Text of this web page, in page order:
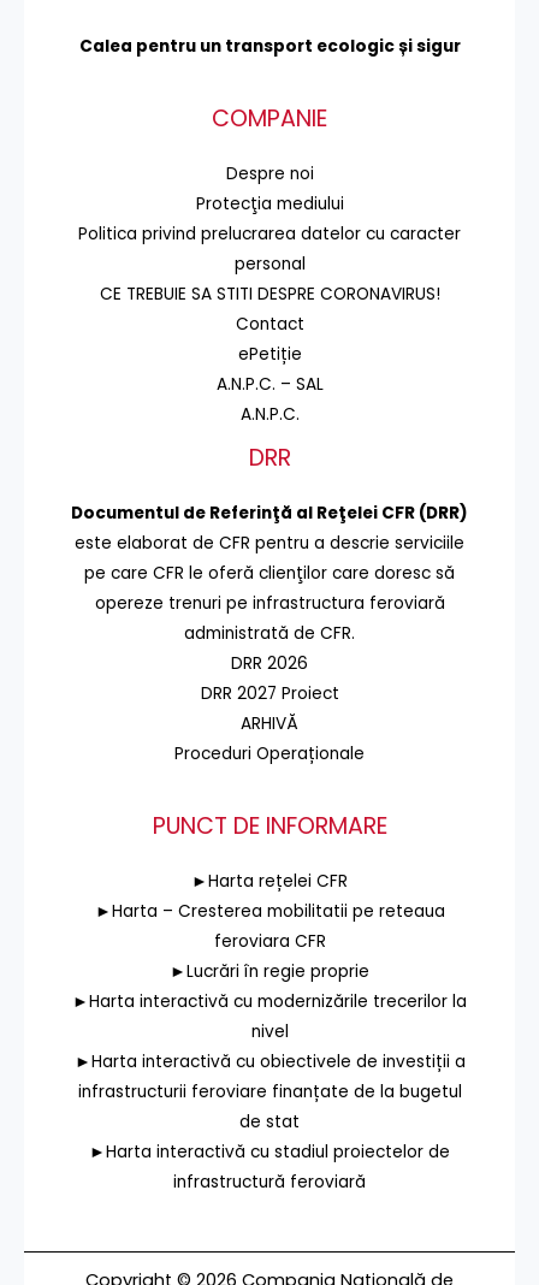
Calea pentru un transport ecologic și sigur
COMPANIE
Despre noi
Protecţia mediului
Politica privind prelucrarea datelor cu caracter
personal
CE TREBUIE SA STITI DESPRE CORONAVIRUS!
Contact
ePetiție
A.N.P.C. – SAL
A.N.P.C.
DRR
Documentul de Referinţă al Reţelei CFR (DRR)
este elaborat de CFR pentru a descrie serviciile
pe care CFR le oferă clienţilor care doresc să
opereze trenuri pe infrastructura feroviară
administrată de CFR.
DRR 2026
DRR 2027 Proiect
ARHIVĂ
Proceduri Operaționale
PUNCT DE INFORMARE
►Harta rețelei CFR
►Harta – Cresterea mobilitatii pe reteaua
feroviara CFR
►Lucrări în regie proprie
►Harta interactivă cu modernizările trecerilor la
nivel
►Harta interactivă cu obiectivele de investiții a
infrastructurii feroviare finanțate de la bugetul
de stat
►Harta interactivă cu stadiul proiectelor de
infrastructură feroviară